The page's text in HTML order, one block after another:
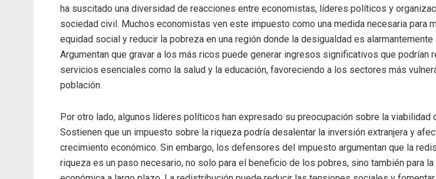
ha suscitado una diversidad de reacciones entre economistas, líderes políticos y
sociedad civil. Muchos economistas ven este impuesto como una medida necesaria para
equidad social y reducir la pobreza en una región donde la desigualdad es alarmantemente
Argumentan que gravar a los más ricos puede generar ingresos significativos que podrían
servicios esenciales como la salud y la educación, favoreciendo a los sectores más
población.
Por otro lado, algunos líderes políticos han expresado su preocupación sobre la viabilidad
Sostienen que un impuesto sobre la riqueza podría desalentar la inversión extranjera y
crecimiento económico. Sin embargo, los defensores del impuesto argumentan que la
riqueza es un paso necesario, no solo para el beneficio de los pobres, sino también para